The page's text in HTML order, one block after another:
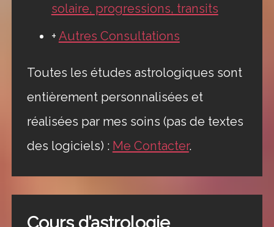
solaire, progressions, transits
+ Autres Consultations
Toutes les études astrologiques sont
entièrement personnalisées et
réalisées par mes soins (pas de textes
des logiciels) : Me Contacter.
Cours d’astrologie